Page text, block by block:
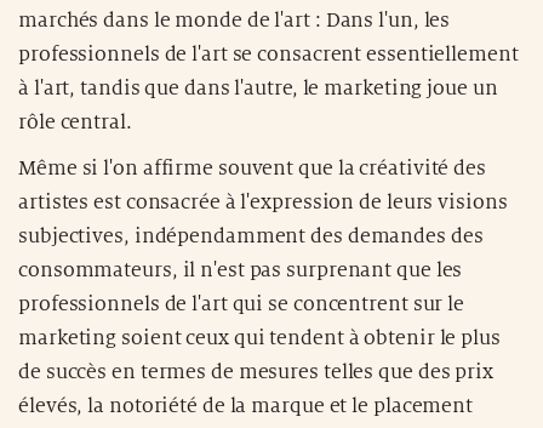
marchés dans le monde de l'art : Dans l'un, les
professionnels de l'art se consacrent essentiellement
à l'art, tandis que dans l'autre, le marketing joue un
rôle central.
Même si l'on affirme souvent que la créativité des
artistes est consacrée à l'expression de leurs visions
subjectives, indépendamment des demandes des
consommateurs, il n'est pas surprenant que les
professionnels de l'art qui se concentrent sur le
marketing soient ceux qui tendent à obtenir le plus
de succès en termes de mesures telles que des prix
élevés, la notoriété de la marque et le placement